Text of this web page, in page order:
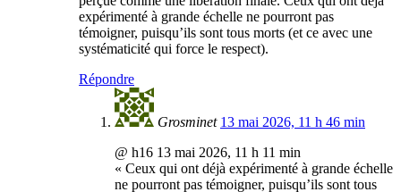
expérimenté à grande échelle ne pourront pas
témoigner, puisqu’ils sont tous morts (et ce avec une
systématicité qui force le respect).
Répondre
Grosminet 13 mai 2026, 11 h 46 min
@ h16 13 mai 2026, 11 h 11 min
« Ceux qui ont déjà expérimenté à grande échelle
ne pourront pas témoigner, puisqu’ils sont tous